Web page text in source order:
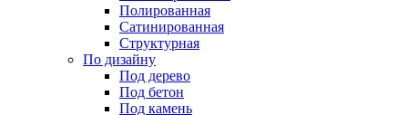
Полированная
Сатинированная
Структурная
По дизайну
Под дерево
Под бетон
Под камень